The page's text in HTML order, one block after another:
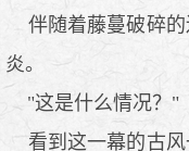
伴随着藤蔓破碎的
炎。
"这是什么情况？"
看到这一幕的古风